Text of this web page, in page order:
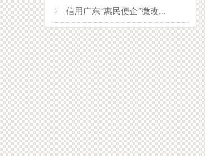
信用广东“惠民便企”微改...